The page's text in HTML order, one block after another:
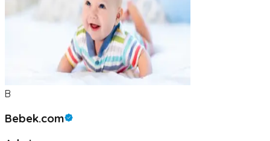
B
Bebek.com